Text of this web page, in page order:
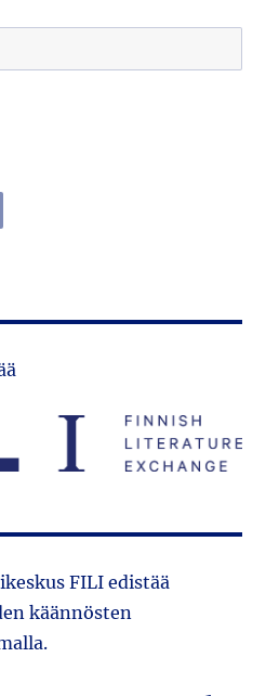
FILI edistää
käännösten